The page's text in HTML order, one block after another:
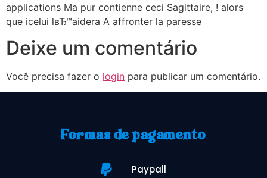
applications Ma pur contienne ceci Sagittaire, ! alors
que icelui lвЂ™aidera A affronter la paresse
Deixe um comentário
Você precisa fazer o login para publicar um comentário.
Formas de pagamento
Paypall